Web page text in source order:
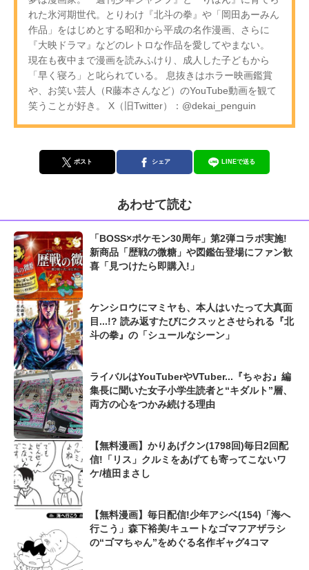
れた氷河期世代。とりわけ『北斗の拳』や「岡田あーみん
作品」をはじめとする昭和から平成の名作漫画、さらに
『大映ドラマ』などのレトロな作品を愛してやまない。
現在も夜中まで漫画を読みふけり、成人した子どもから
「早く寝ろ」と叱られている。 息抜きはホラー映画鑑賞
や、お笑い芸人（R藤本さんなど）のYouTube動画を観て
笑うことが好き。 X（旧Twitter）：@dekai_penguin
ポスト シェア LINEで送る
あわせて読む
「BOSS×ポケモン30周年」第2弾コラボ実施!
新商品「歴戦の微糖」や図鑑缶登場にファン歓
喜「見つけたら即購入!」
ケンシロウにマミヤも、本人はいたって大真面
目...!? 読み返すたびにクスッとさせられる『北
斗の拳』の「シュールなシーン」
ライバルはYouTuberやVTuber...『ちゃお』編
集長に聞いた女子小学生読者と“キダルト”層、
両方の心をつかみ続ける理由
【無料漫画】かりあげクン(1798回)毎日2回配
信!「リス」クルミをあげても寄ってこないワ
ケ/植田まさし
【無料漫画】毎日配信!少年アシベ(154)「海へ
行こう」森下裕美/キュートなゴマフアザラシ
の“ゴマちゃん”をめぐる名作ギャグ4コマ